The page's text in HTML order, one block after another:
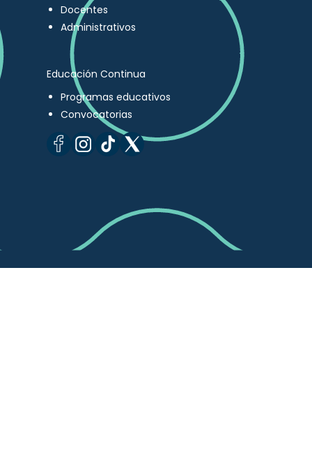
Docentes
Administrativos
Educación Continua
Programas educativos
Convocatorias